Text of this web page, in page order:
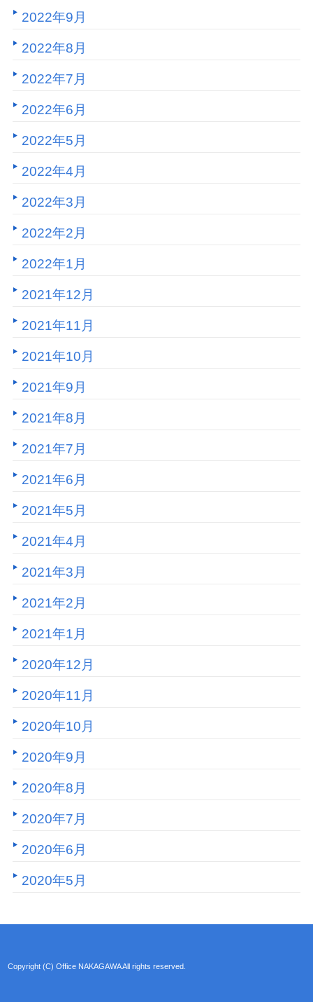
2022年9月
2022年8月
2022年7月
2022年6月
2022年5月
2022年4月
2022年3月
2022年2月
2022年1月
2021年12月
2021年11月
2021年10月
2021年9月
2021年8月
2021年7月
2021年6月
2021年5月
2021年4月
2021年3月
2021年2月
2021年1月
2020年12月
2020年11月
2020年10月
2020年9月
2020年8月
2020年7月
2020年6月
2020年5月
Copyright (C) Office NAKAGAWA All rights reserved.